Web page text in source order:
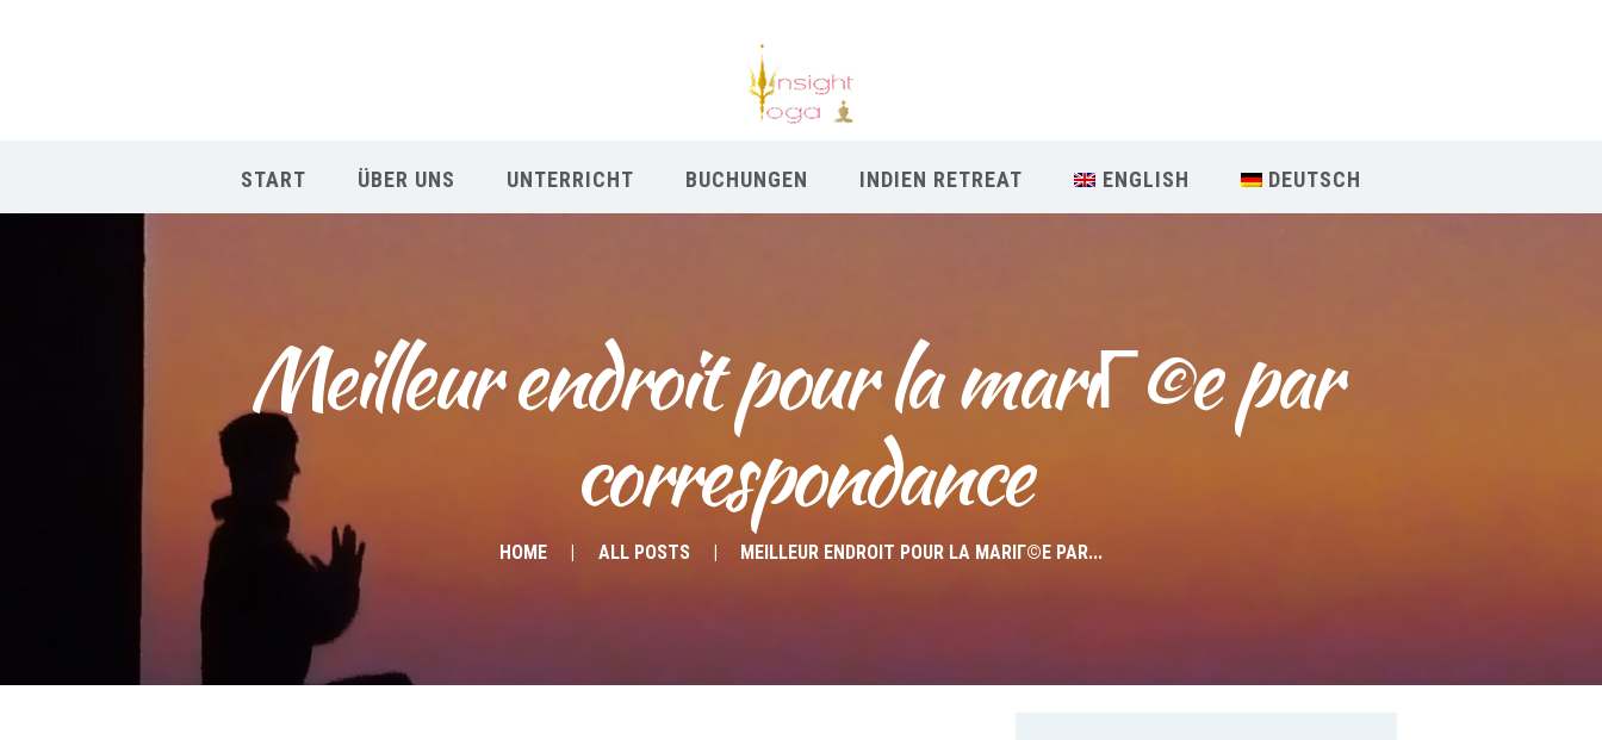
START ÜBER UNS UNTERRICHT BUCHUNGEN INDIEN RETREAT ENGLISH DEUTSCH
Meilleur endroit pour la mariГ©e par
correspondance
HOME ALL POSTS MEILLEUR ENDROIT POUR LA MARIГ©E PAR...
ÜBER UNS